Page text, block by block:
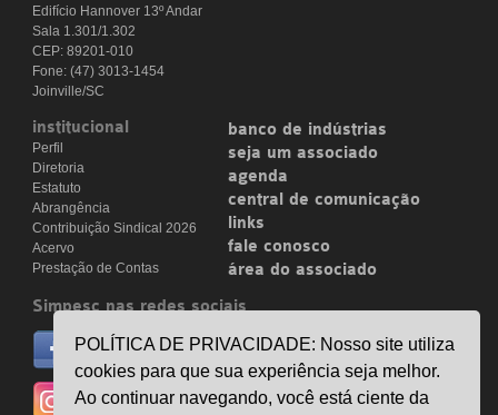
Edifício Hannover 13º Andar
Sala 1.301/1.302
CEP: 89201-010
Fone: (47) 3013-1454
Joinville/SC
institucional
Perfil
Diretoria
Estatuto
Abrangência
Contribuição Sindical 2026
Acervo
Prestação de Contas
banco de indústrias
seja um associado
agenda
central de comunicação
links
fale conosco
área do associado
Simpesc nas redes sociais
no facebook
/simpesc
no instagram
@simpescplasticos
POLÍTICA DE PRIVACIDADE: Nosso site utiliza
cookies para que sua experiência seja melhor.
Ao continuar navegando, você está ciente da